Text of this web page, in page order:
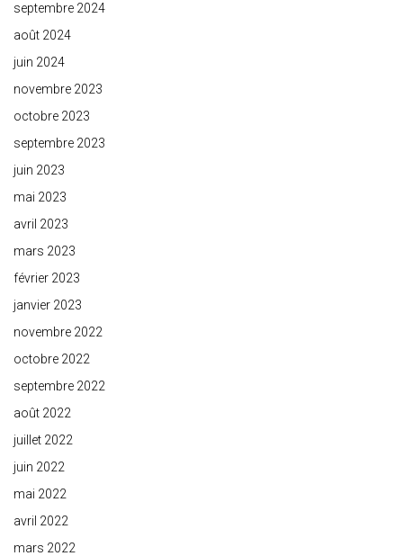
septembre 2024
août 2024
juin 2024
novembre 2023
octobre 2023
septembre 2023
juin 2023
mai 2023
avril 2023
mars 2023
février 2023
janvier 2023
novembre 2022
octobre 2022
septembre 2022
août 2022
juillet 2022
juin 2022
mai 2022
avril 2022
mars 2022